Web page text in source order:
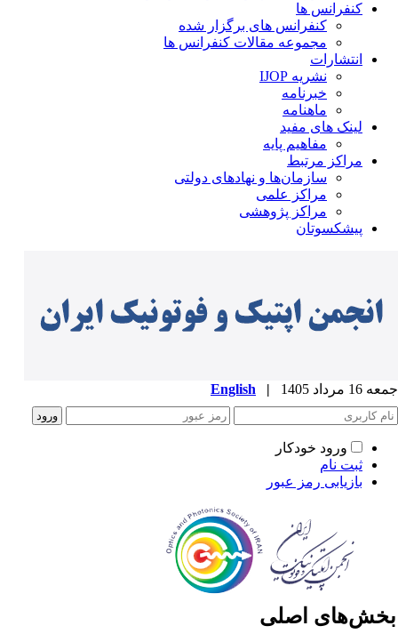
کنفرانس ها
کنفرانس های برگزار شده
مجموعه مقالات کنفرانس ها
انتشارات
نشریه IJOP
خبرنامه
ماهنامه
لینک های مفید
مفاهیم پایه
مراکز مرتبط
سازمان‌ها و نهادهای دولتی
مراکز علمی
مراکز پژوهشی
پیشکسوتان
مرداد 1405 |
English
ورود خودکار
ثبت نام
بازیابی رمز عبور
اصلی